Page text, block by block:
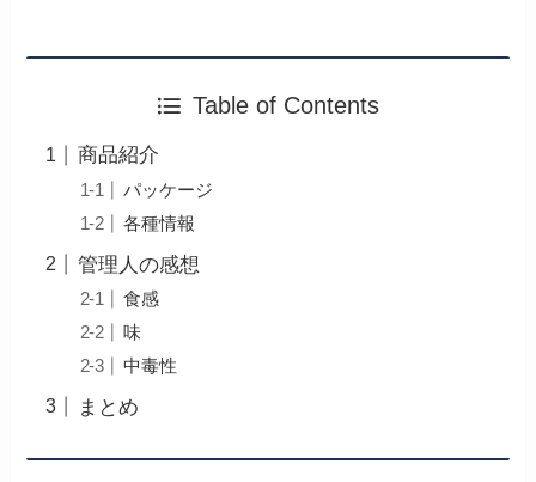
Table of Contents
商品紹介
パッケージ
各種情報
管理人の感想
食感
味
中毒性
まとめ